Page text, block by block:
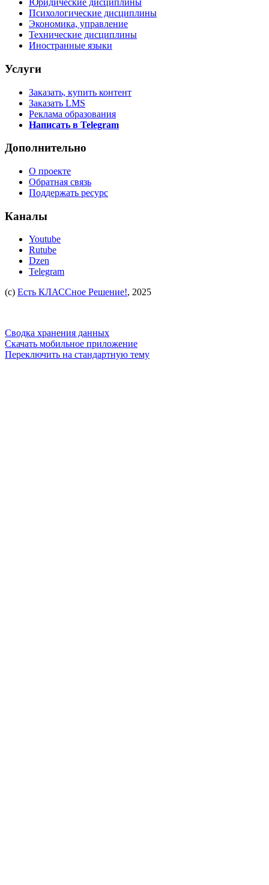
Юридические дисциплины
Психологические дисциплины
Экономика, управление
Технические дисциплины
Иностранные языки
Услуги
Заказать, купить контент
Заказать LMS
Реклама образования
Написать в Telegram
Дополнительно
О проекте
Обратная связь
Поддержать ресурс
Каналы
Youtube
Rutube
Dzen
Telegram
(c) Есть КЛАССное Решение!, 2025
Сводка хранения данных
Скачать мобильное приложение
Переключить на стандартную тему